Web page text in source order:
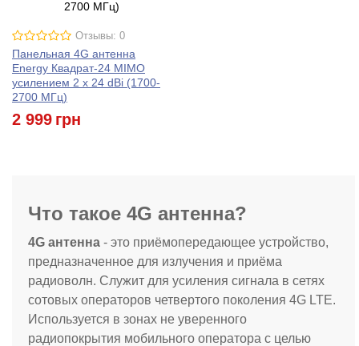
Отзывы: 0
Панельная 4G антенна
Energy Квадрат-24 MIMO
усилением 2 x 24 dBi (1700-
2700 МГц)
2 999 грн
Что такое 4G антенна?
4G антенна - это приёмопередающее устройство,
предназначенное для излучения и приёма
радиоволн. Служит для усиления сигнала в сетях
сотовых операторов четвертого поколения 4G LTE.
Используется в зонах не уверенного
радиопокрытия мобильного оператора с целью